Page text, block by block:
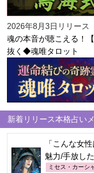
2026年8月3日リリース
魂の本音が聴こえる！
抜く◆魂唯タロット
新着リリース本格占い
「こんな女
魅力/手放し
ミセス・カーシ